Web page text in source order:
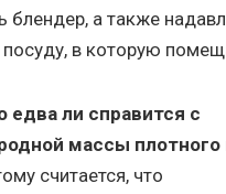
блендер, а также
в которую
едва ли справится с
массы плотного
считается, что